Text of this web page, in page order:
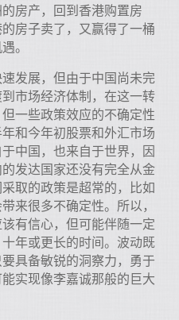
房产，回到香港购置房
房子卖了，又赢得了一桶
。
发展，但由于中国尚未完
市场经济体制，在这一转
一些政策效应的不确定性
和今年初股票和外汇市场
中国，也来自于世界，因
发达国家还没有完全从金
取的政策是超常的，比如
来很多不确定性。所以，
有信心，但可能伴随一定
年或更长的时间。波动既
具备敏锐的洞察力，勇于
实现像李嘉诚那般的巨大